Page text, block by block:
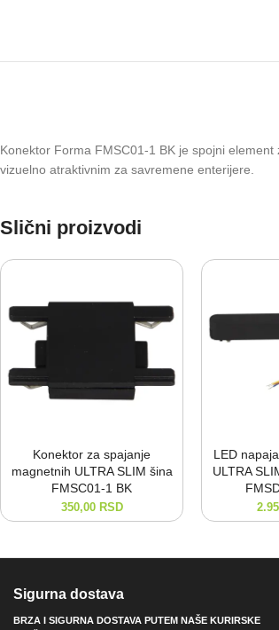
Konektor Forma FMSC01-1 BK je spojni
vizuelno atraktivnim za savremene enterijere.
Slični proizvodi
Konektor za spajanje
magnetnih ULTRA SLIM šina
FMSC01-⁠1 BK
350,00 RSD
LED
ULTRA
Sigurna dostava
BRZA I SIGURNA DOSTAVA PUTEM NAŠE KURIRSKE